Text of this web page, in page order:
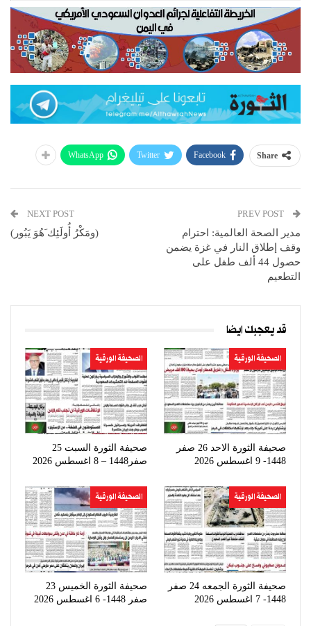
Share
Facebook
Twitter
WhatsApp
مدير الصحة العالمية: احترام
وقف إطلاق النار في غزة يضمن
حصول 44 ألف طفل على
التطعيم
NEXT POST
(ومَكْرُ أُولَئِك َهُوَ يَبُور)
قد يعجبك ايضا
الصحيفة الورقية
صحيفة الثورة الاحد 26 صفر
1448- 9 اغسطس 2026
الصحيفة الورقية
صحيفة الثورة السبت 25
صفر1448 – 8 اغسطس 2026
الصحيفة الورقية
صحيفة الثورة الجمعه 24 صفر
1448- 7 اغسطس 2026
الصحيفة الورقية
صحيفة الثورة الخميس 23
صفر 1448- 6 اغسطس 2026